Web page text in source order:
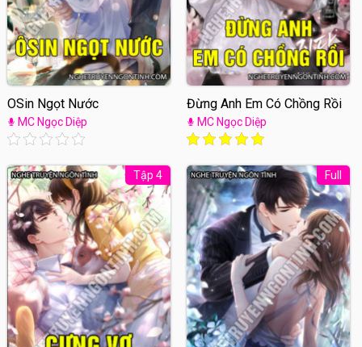
OSin Ngọt Nước
MC Ngọc Diệp
Đừng Anh Em Có Chồng Rồi
MC Ngọc Diệp
Tập 4 Full